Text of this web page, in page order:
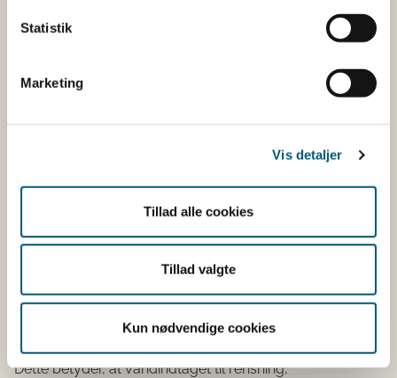
Statistik
Marketing
Vis detaljer
Tillad alle cookies
Tillad valgte
Kun nødvendige cookies
Vestlig Østersø Ingen
Sydsjælland Ingen
Øresund Ingen
Ingen
sig, at havvandet kan anvendes til rensning,
konditionering eller udsanding, jvf. bekendtgørelse om
muslinger m.m. nr. 574 af 25. maj 2023.
Dette betyder, at vandindtaget til rensning,